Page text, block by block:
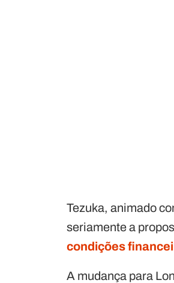
Tezuka, animado
seriamente a
condições
A mudança para